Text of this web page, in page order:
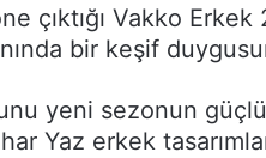
çıktığı Vakko
bir keşif
yeni sezonun
Yaz erkek